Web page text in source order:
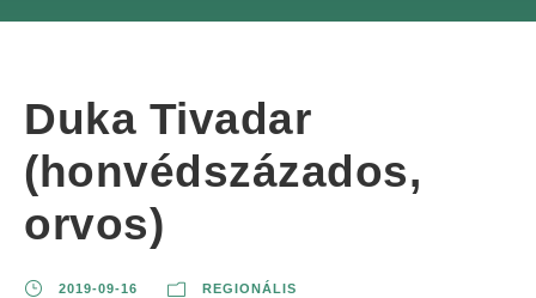
Duka Tivadar
(honvédszázados,
orvos)
2019-09-16 REGIONÁLIS